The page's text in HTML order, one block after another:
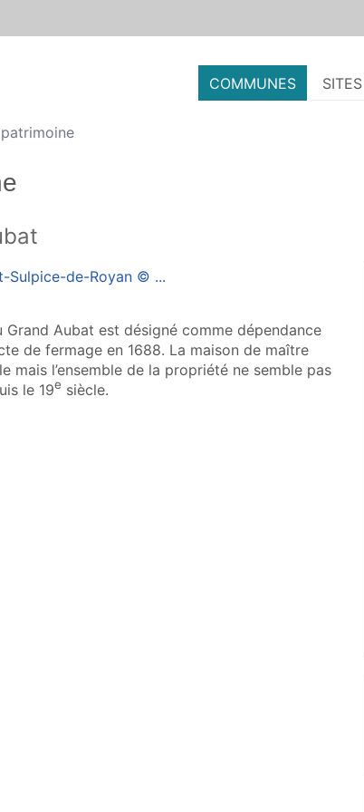
COMMUNES
Aubat est désigné comme dépendance
de fermage en 1688. La maison de maître
mais l’ensemble de la propriété ne semble pas
le 19e siècle.